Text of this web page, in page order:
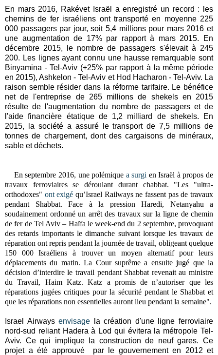
En mars 2016, Rakévet Israël a enregistré un record : les
chemins de fer israéliens ont transporté en moyenne 225
000 passagers par jour, soit 5,4 millions pour mars 2016 et
une augmentation de 17% par rapport à mars 2015. En
décembre 2015, le nombre de passagers s'élevait à 245
200. Les lignes ayant connu une hausse remarquable sont
Binyamina - Tel-Aviv (+25% par rapport à la même période
en 2015), Ashkelon - Tel-Aviv et Hod Hacharon - Tel-Aviv. La
raison semble résider dans la réforme tarifaire. Le bénéfice
net de l'entreprise de 265 millions de shekels en 2015
résulte de l'augmentation du nombre de passagers et de
l'aide financière étatique de 1,2 milliard de shekels. En
2015, la société a assuré le transport de 7,5 millions de
tonnes de chargement, dont des cargaisons de minéraux,
sable et déchets.
En septembre 2016, une polémique a surgi en Israël à propos de
travaux ferroviaires se déroulant durant chabbat. "Les "ultra-
orthodoxes" ont exigé qu’Israel Railways ne fassent pas de travaux
pendant Shabbat. Face à la pression Haredi, Netanyahu a
soudainement ordonné un arrêt des travaux sur la ligne de chemin
de fer de Tel Aviv – Haïfa le week-end du 2 septembre, provoquant
des retards importants le dimanche suivant lorsque les travaux de
réparation ont repris pendant la journée de travail, obligeant quelque
150 000 Israéliens à trouver un moyen alternatif pour leurs
déplacements du matin.La Cour suprême a ensuite jugé que la
décision d’interdire le travail pendant Shabbat revenait au ministre
du Travail, Haim Katz. Katz a promis de n’autoriser que les
réparations jugées critiques pour la sécurité pendant le Shabbat et
que les réparations non essentielles auront lieu pendant la semaine".
Israel Airwaysenvisage la création d'une ligne ferroviaire
nord-sud reliant Hadera à Lod qui évitera la métropole Tel-
Aviv. Ce qui implique la construction de neuf gares. Ce
projet a été approuvé par le gouvernement en 2012 et